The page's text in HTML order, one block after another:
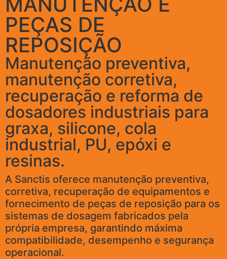
PEÇAS DE
REPOSIÇÃO
Manutenção preventiva,
manutenção corretiva,
recuperação e reforma de
dosadores industriais para
graxa, silicone, cola
industrial, PU, epóxi e
resinas.
A Sanctis oferece manutenção preventiva,
corretiva, recuperação de equipamentos e
fornecimento de peças de reposição para os
sistemas de dosagem fabricados pela
própria empresa, garantindo máxima
compatibilidade, desempenho e segurança
operacional.